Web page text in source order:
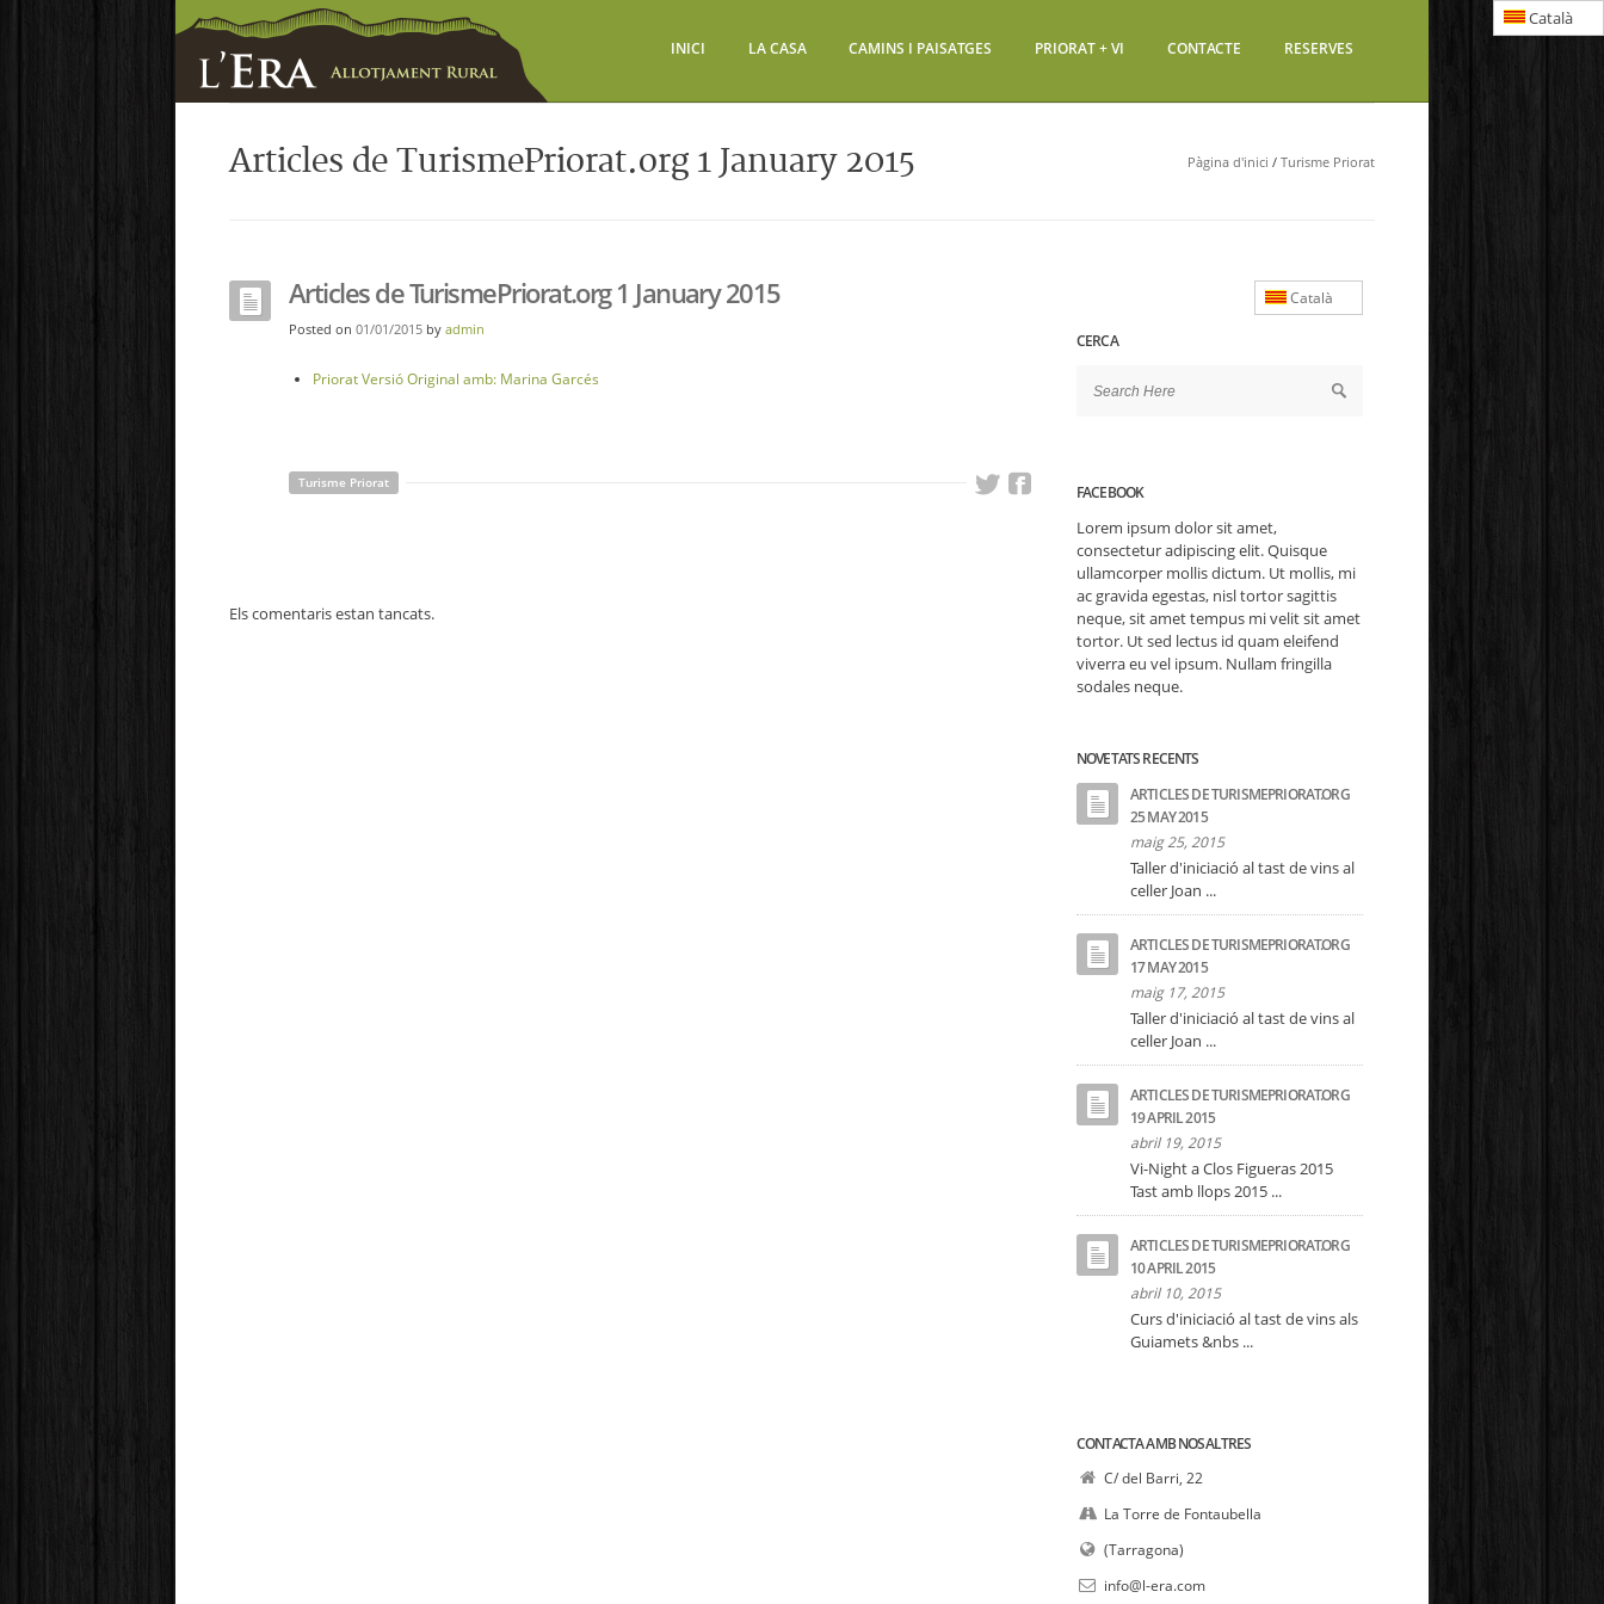
Català
INICI LA CASA CAMINS I PAISATGES PRIORAT + VI CONTACTE RESERVES
Articles de TurismePriorat.org 1 January 2015 Pàgina d'inici / Turisme Priorat
Articles de TurismePriorat.org 1 January 2015
Posted on 01/01/2015 by admin
Priorat Versió Original amb: Marina Garcés
Turisme Priorat
Els comentaris estan tancats.
Català
CERCA
FACEBOOK
Lorem ipsum dolor sit amet,
consectetur adipiscing elit. Quisque
ullamcorper mollis dictum. Ut mollis, mi
ac gravida egestas, nisl tortor sagittis
neque, sit amet tempus mi velit sit amet
tortor. Ut sed lectus id quam eleifend
viverra eu vel ipsum. Nullam fringilla
sodales neque.
NOVETATS RECENTS
ARTICLES DE TURISMEPRIORAT.ORG
25 MAY 2015
maig 25, 2015
Taller d'iniciació al tast de vins al
celler Joan ...
ARTICLES DE TURISMEPRIORAT.ORG
17 MAY 2015
maig 17, 2015
Taller d'iniciació al tast de vins al
celler Joan ...
ARTICLES DE TURISMEPRIORAT.ORG
19 APRIL 2015
abril 19, 2015
Vi-Night a Clos Figueras 2015
Tast amb llops 2015 ...
ARTICLES DE TURISMEPRIORAT.ORG
10 APRIL 2015
abril 10, 2015
Curs d'iniciació al tast de vins als
Guiamets &nbs ...
CONTACTA AMB NOSALTRES
C/ del Barri, 22
La Torre de Fontaubella
(Tarragona)
info@l-era.com